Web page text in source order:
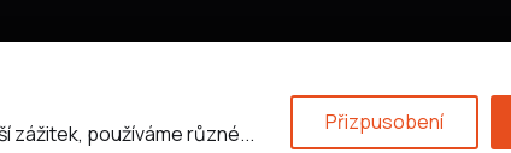
zážitek, používáme různé... Přizpusobení